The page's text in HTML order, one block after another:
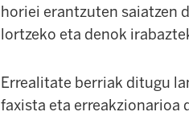
horiei erantzuten saiatzen
lortzeko eta denok
Errealitate berriak ditugu
faxista eta erreakzionarioa